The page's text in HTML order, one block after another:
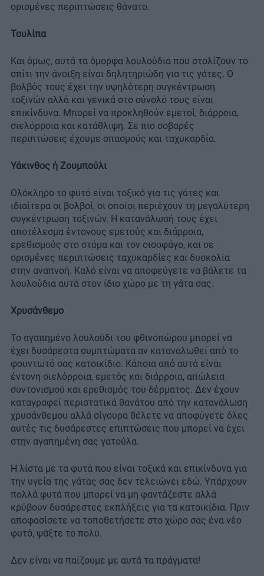
ορισμένες περιπτώσεις θάνατο.
Τουλίπα
Και όμως, αυτά τα όμορφα λουλούδια που στολίζουν το
σπίτι την άνοιξη είναι δηλητηριώδη για τις γάτες. Ο
βολβός τους έχει την υψηλότερη συγκέντρωση
τοξινών αλλά και γενικά στο σύνολό τους είναι
επικίνδυνα. Μπορεί να προκληθούν εμετοί, διάρροια,
σιελόρροια και κατάθλιψη. Σε πιο σοβαρές
περιπτώσεις έχουμε σπασμούς και ταχυκαρδία.
Υάκινθος ή Ζουμπούλι
Ολόκληρο το φυτό είναι τοξικό για τις γάτες και
ιδιαίτερα οι βολβοί, οι οποίοι περιέχουν τη μεγαλύτερη
συγκέντρωση τοξινών. Η κατανάλωσή τους έχει
αποτέλεσμα έντονους εμετούς και διάρροια,
ερεθισμούς στο στόμα και τον οισοφάγο, και σε
ορισμένες περιπτώσεις ταχυκαρδίες και δυσκολία
στην αναπνοή. Καλό είναι να αποφεύγετε να βάλετε τα
λουλούδια αυτά στον ίδιο χώρο με τη γάτα σας.
Χρυσάνθεμο
Το αγαπημένο λουλούδι του φθινοπώρου μπορεί να
έχει δυσάρεστα συμπτώματα αν καταναλωθεί από το
φουντωτό σας κατοικίδιο. Κάποια από αυτά είναι
έντονη σιελόρροια, εμετός και διάρροια, απώλεια
συντονισμού και ερεθισμός του δέρματος. Δεν έχουν
καταγραφεί περιστατικά θανάτου από την κατανάλωση
χρυσάνθεμου αλλά σίγουρα θέλετε να αποφύγετε όλες
αυτές τις δυσάρεστες επιπτώσεις που μπορεί να έχει
στην αγαπημένη σας γατούλα.
Η λίστα με τα φυτά που είναι τοξικά και επικίνδυνα για
την υγεία της γάτας σας δεν τελειώνει εδώ. Υπάρχουν
πολλά φυτά που μπορεί να μη φαντάζεστε αλλά
κρύβουν δυσάρεστες εκπλήξεις για τα κατοικίδια. Πριν
αποφασίσετε να τοποθετήσετε στο χώρο σας ένα νέο
φυτό, ψάξτε το πολύ.
Δεν είναι να παίζουμε με αυτά τα πράγματα!